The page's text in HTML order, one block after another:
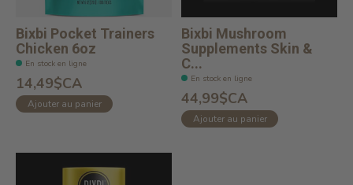
Bixbi Pocket Trainers
Chicken 6oz
En stock en ligne
14,49$CA
Ajouter au panier
Bixbi Mushroom
Supplements Skin &
C...
En stock en ligne
44,99$CA
Ajouter au panier